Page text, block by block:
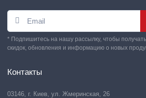
* Подпишитесь на нашу рассылку, чтобы
скидок, обновления и информацию о новых
Контакты
03146, г. Киев, ул. Жмеринская, 26